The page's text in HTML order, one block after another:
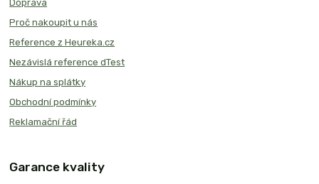
Doprava
Proč nakoupit u nás
Reference z Heureka.cz
Nezávislá reference dTest
Nákup na splátky
Obchodní podmínky
Reklamační řád
Garance kvality